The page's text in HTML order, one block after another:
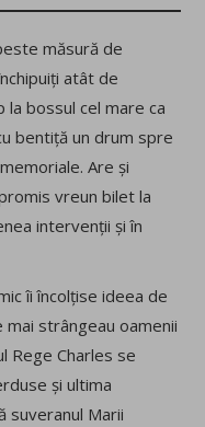
măsură de
atât de
la bossul cel mare ca
bentiță un drum spre
Are și
vreun bilet la
intervenții și în
îi încolțise ideea de
strângeau oamenii
Rege Charles se
și ultima
suveranul Marii